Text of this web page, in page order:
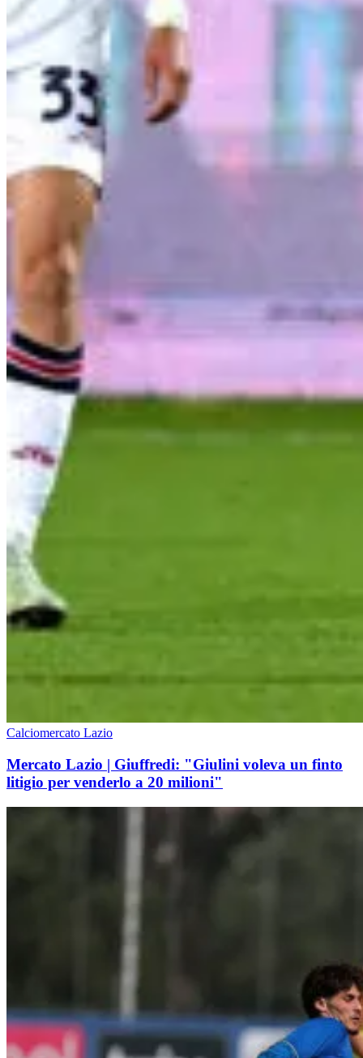
Calciomercato Lazio
Mercato Lazio | Giuffredi: "Giulini voleva un finto
litigio per venderlo a 20 milioni"